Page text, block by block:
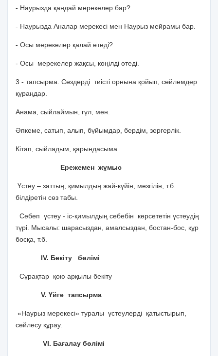
- Наурызда қандай мерекелер бар?
- Наурызда Аналар мерекесі мен Наурыз мейрамы бар.
- Осы мерекелер қалай өтеді?
- Осы мерекелер жақсы, көңілді өтеді.
3 - тапсырма. Сөздерді тиісті орнына қойып, сөйлемдер
құраңдар.
Анама, сыйлаймын, гүл, мен.
Әпкеме, сатып, алып, бұйымдар, бердім, зергерлік.
Кітап, сыйладым, қарындасыма.
Ережемен жұмыс
Үстеу – заттың, қимылдың жай-күйін, мезгілін, т.б.
білдіретін сөз табы.
Себеп үстеу - іс-қимылдың себебін көрсететін үстеудің
түрі. Мысалы: шарасыздан, амалсыздан, бостан-бос, құр
босқа, т.б.
ІV. Бекіту бөлімі
Сұрақтар қою арқылы бекіту
V. Үйге тапсырма
«Наурыз мерекесі» туралы үстеулерді қатыстырып,
сөйлесу құрау.
VІ. Бағалау бөлімі